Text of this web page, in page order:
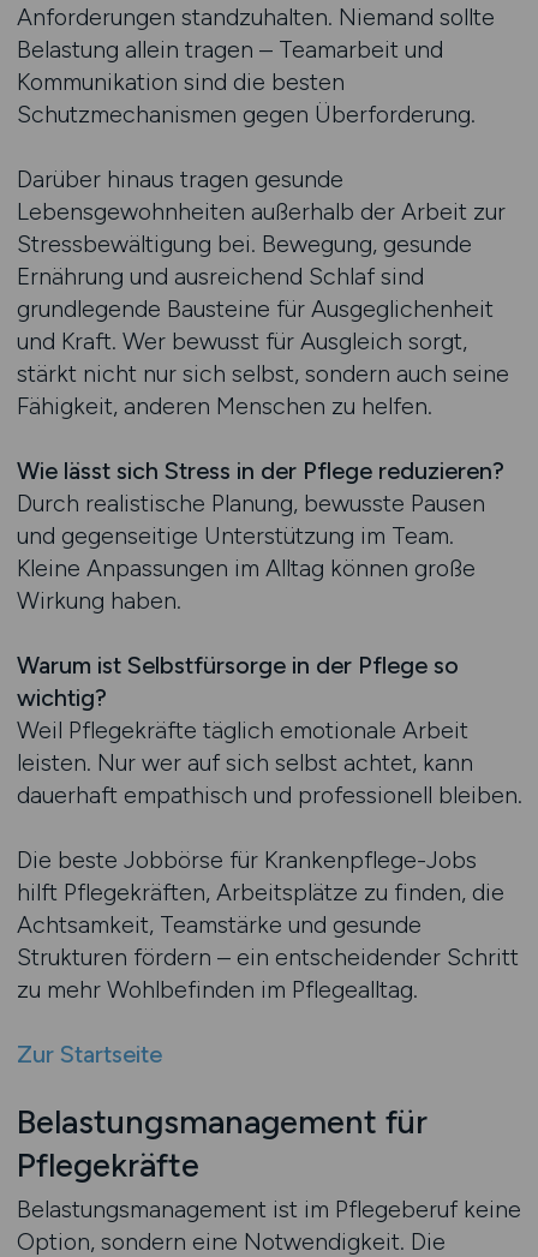
Anforderungen standzuhalten. Niemand sollte
Belastung allein tragen – Teamarbeit und
Kommunikation sind die besten
Schutzmechanismen gegen Überforderung.
Darüber hinaus tragen gesunde
Lebensgewohnheiten außerhalb der Arbeit zur
Stressbewältigung bei. Bewegung, gesunde
Ernährung und ausreichend Schlaf sind
grundlegende Bausteine für Ausgeglichenheit
und Kraft. Wer bewusst für Ausgleich sorgt,
stärkt nicht nur sich selbst, sondern auch seine
Fähigkeit, anderen Menschen zu helfen.
Wie lässt sich Stress in der Pflege reduzieren?
Durch realistische Planung, bewusste Pausen
und gegenseitige Unterstützung im Team.
Kleine Anpassungen im Alltag können große
Wirkung haben.
Warum ist Selbstfürsorge in der Pflege so
wichtig?
Weil Pflegekräfte täglich emotionale Arbeit
leisten. Nur wer auf sich selbst achtet, kann
dauerhaft empathisch und professionell bleiben.
Die beste Jobbörse für Krankenpflege-Jobs
hilft Pflegekräften, Arbeitsplätze zu finden, die
Achtsamkeit, Teamstärke und gesunde
Strukturen fördern – ein entscheidender Schritt
zu mehr Wohlbefinden im Pflegealltag.
Zur Startseite
Belastungsmanagement für
Pflegekräfte
Belastungsmanagement ist im Pflegeberuf keine
Option, sondern eine Notwendigkeit. Die